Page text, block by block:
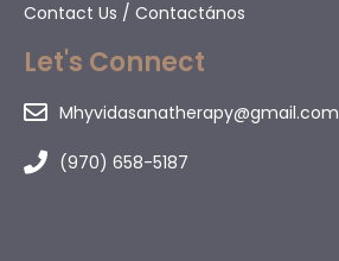
Contact Us / Contactános
Let's Connect
Mhyvidasanatherapy@gmail.com
(970) 658-5187